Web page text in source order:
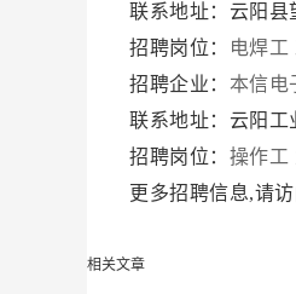
联系地址：云阳县
招聘岗位：
电焊工
招聘企业： 本信电
联系地址：云阳工
招聘岗位： 操作工
更多招聘信息,请访
相关文章